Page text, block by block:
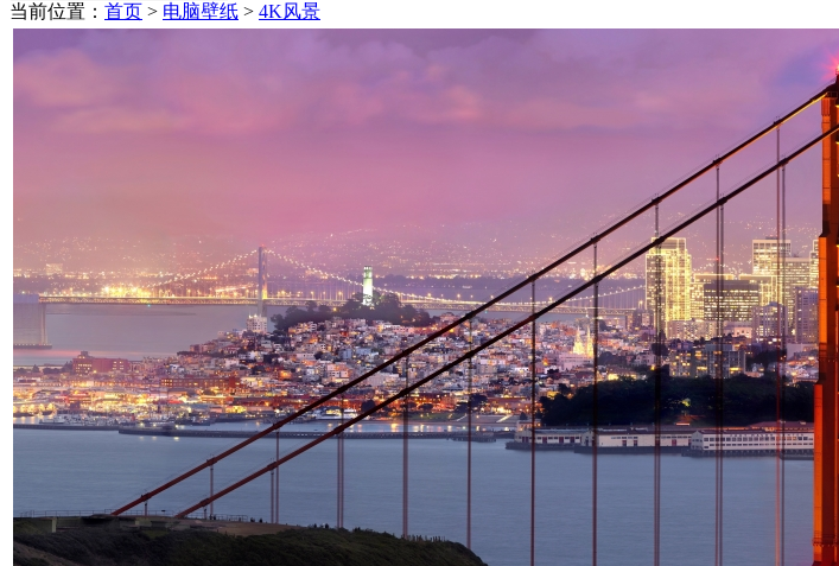
当前位置： 首页 > 电脑壁纸 > 4K风景